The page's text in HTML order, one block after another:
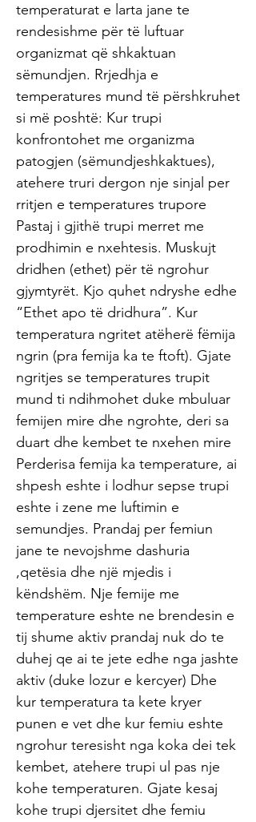
temperaturat e larta jane te
rendesishme për të luftuar
organizmat që shkaktuan
sëmundjen. Rrjedhja e
temperatures mund të përshkruhet
si më poshtë: Kur trupi
konfrontohet me organizma
patogjen (sëmundjeshkaktues),
atehere truri dergon nje sinjal per
rritjen e temperatures trupore
Pastaj i gjithë trupi merret me
prodhimin e nxehtesis. Muskujt
dridhen (ethet) për të ngrohur
gjymtyrët. Kjo quhet ndryshe edhe
“Ethet apo të dridhura”. Kur
temperatura ngritet atëherë fëmija
ngrin (pra femija ka te ftoft). Gjate
ngritjes se temperatures trupit
mund ti ndihmohet duke mbuluar
femijen mire dhe ngrohte, deri sa
duart dhe kembet te nxehen mire
Perderisa femija ka temperature, ai
shpesh eshte i lodhur sepse trupi
eshte i zene me luftimin e
semundjes. Prandaj per femiun
jane te nevojshme dashuria
,qetësia dhe një mjedis i
këndshëm. Nje femije me
temperature eshte ne brendesin e
tij shume aktiv prandaj nuk do te
duhej qe ai te jete edhe nga jashte
aktiv (duke lozur e kercyer) Dhe
kur temperatura ta kete kryer
punen e vet dhe kur femiu eshte
ngrohur teresisht nga koka dei tek
kembet, atehere trupi ul pas nje
kohe temperaturen. Gjate kesaj
kohe trupi djersitet dhe femiu